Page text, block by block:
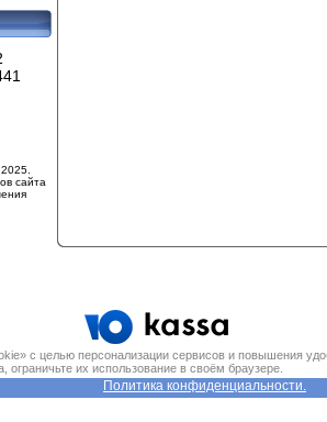
сайта
с целью персонализации сервисов и повышения
ограничьте их использование в своём браузере.
Политика конфиденциальности.